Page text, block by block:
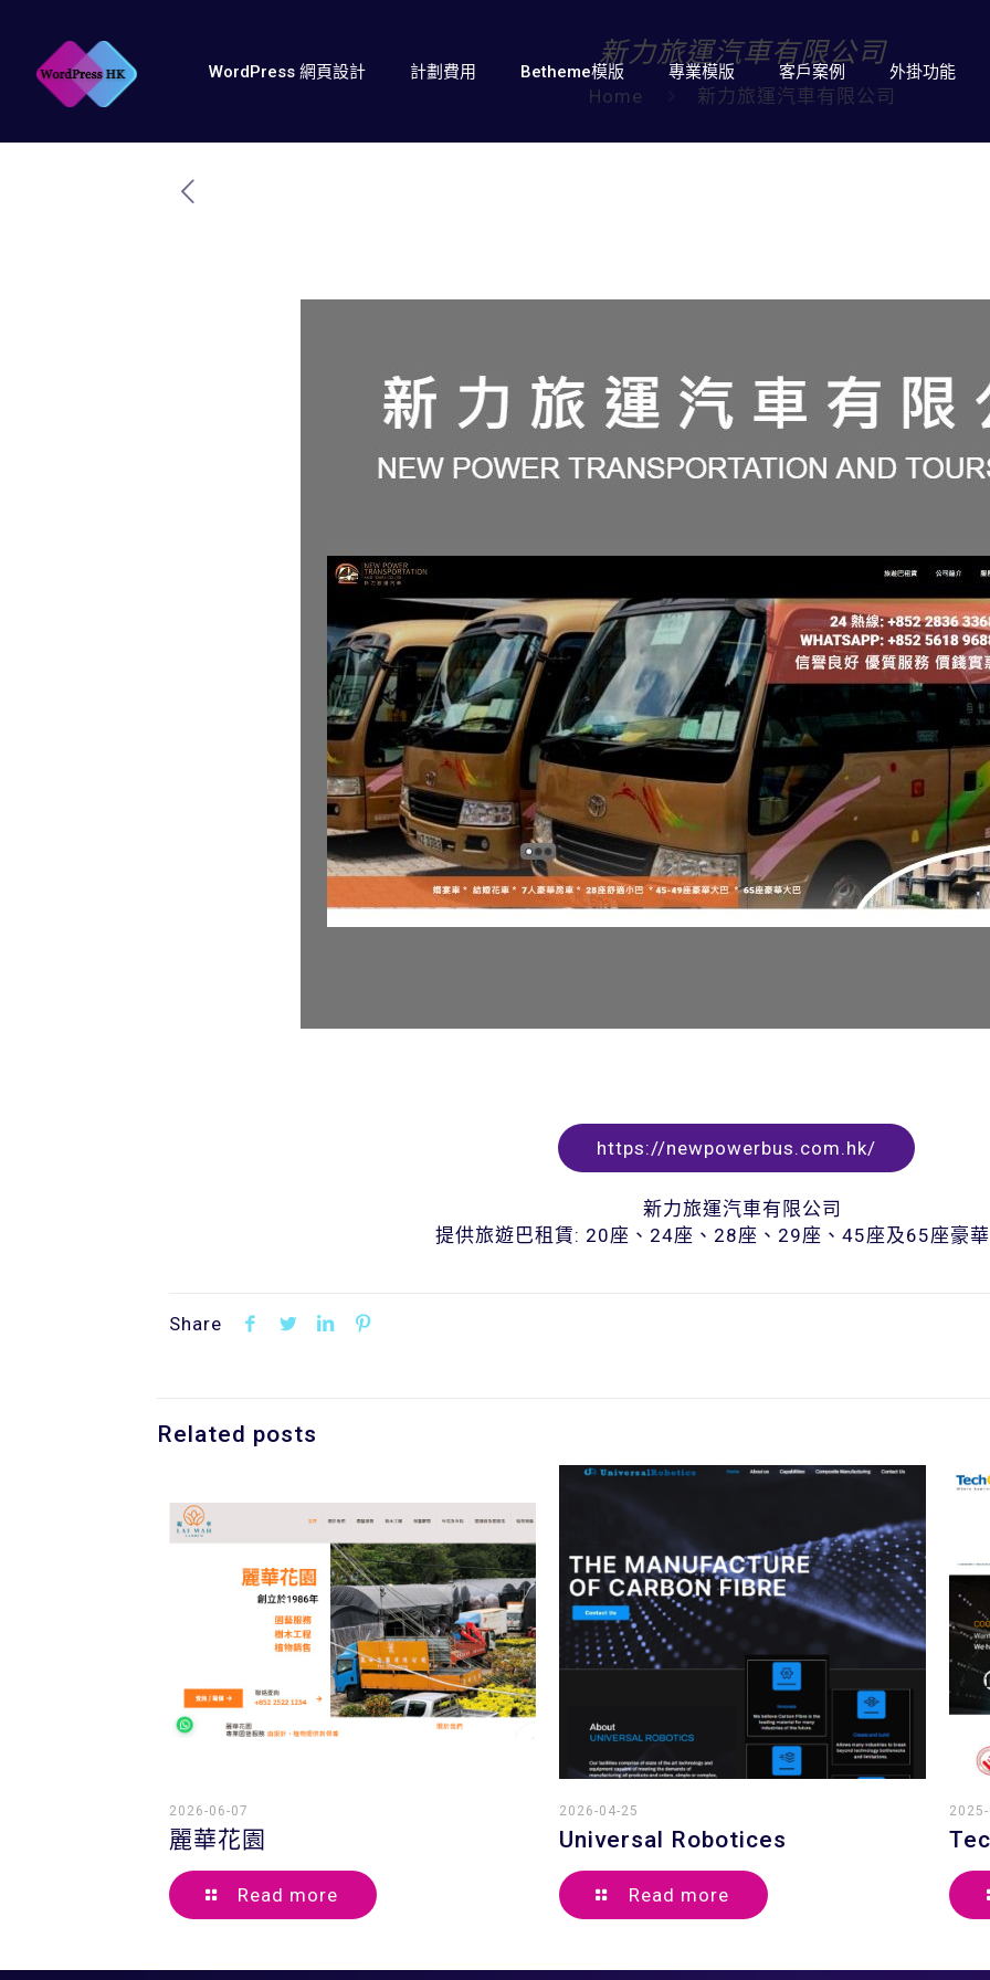
WordPress 網頁設計 計劃費用 Betheme模版 專業模版 客戶案例 外掛功能
新力旅運汽車有限公司
Home 新力旅運汽車有限公司
https://newpowerbus.com.hk/
新力旅運汽車有限公司
提供旅遊巴租賃: 20座、24座、28座、29座、45座及65座豪
Share
Related posts
2026-06-07
麗華花園
Read more
2026-04-25
Universal Robotices
Read more